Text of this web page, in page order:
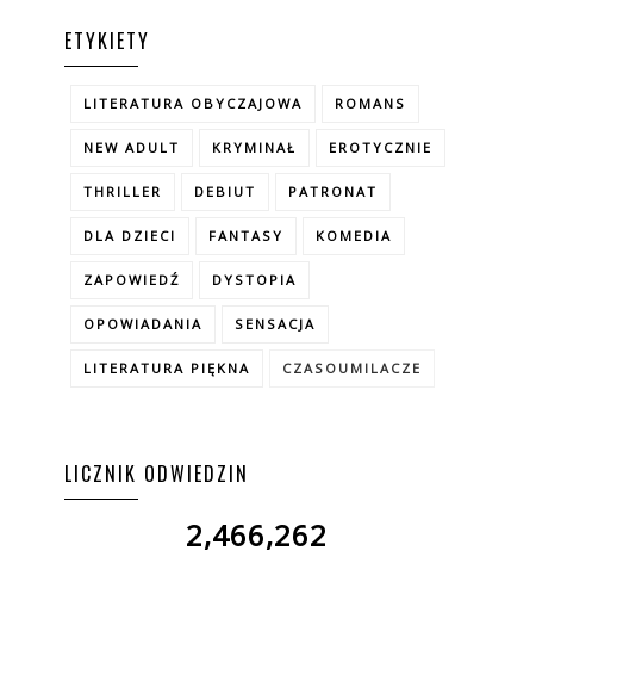
ETYKIETY
LITERATURA OBYCZAJOWA ROMANS
NEW ADULT KRYMINAŁ EROTYCZNIE
THRILLER DEBIUT PATRONAT
DLA DZIECI FANTASY KOMEDIA
ZAPOWIEDŹ DYSTOPIA
OPOWIADANIA SENSACJA
LITERATURA PIĘKNA CZASOUMILACZE
LICZNIK ODWIEDZIN
2,466,262